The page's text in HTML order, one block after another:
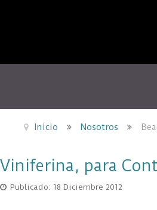
Inicio Nosotros
Viniferina, para
Publicado: 18 Diciembre 2012